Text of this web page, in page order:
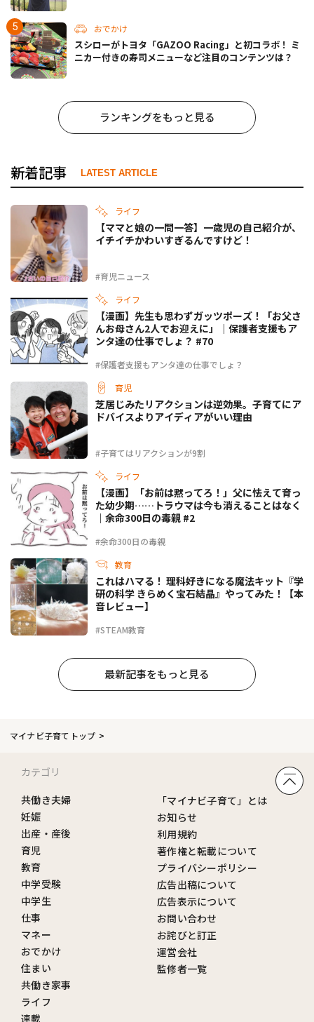
おでかけ
スシローがトヨタ「GAZOO Racing」と初コラボ！ ミ
ニカー付きの寿司メニューなど注目のコンテンツは？
ランキングをもっと見る
新着記事 LATEST ARTICLE
ライフ
#育児ニュース
【ママと娘の一問一答】一歳児の自己紹介が、
イチイチかわいすぎるんですけど！
ライフ
#保護者支援もアンタ達の仕事でしょ？
【漫画】先生も思わずガッツポーズ！「お父さ
んお母さん2人でお迎えに」｜保護者支援もア
ンタ達の仕事でしょ？ #70
育児
#子育てはリアクションが9割
芝居じみたリアクションは逆効果。子育てにア
ドバイスよりアイディアがいい理由
ライフ
#余命300日の毒親
【漫画】「お前は黙ってろ！」父に怯えて育っ
た幼少期……トラウマは今も消えることはなく
｜余命300日の毒親 #2
教育
#STEAM教育
これはハマる！ 理科好きになる魔法キット『学
研の科学 きらめく宝石結晶』やってみた！【本
音レビュー】
最新記事をもっと見る
マイナビ子育てトップ
カテゴリ
共働き夫婦
妊娠
出産・産後
育児
教育
中学受験
中学生
仕事
マネー
おでかけ
住まい
共働き家事
ライフ
連載
「マイナビ子育て」とは
お知らせ
利用規約
著作権と転載について
プライバシーポリシー
広告出稿について
広告表示について
お問い合わせ
お詫びと訂正
運営会社
監修者一覧